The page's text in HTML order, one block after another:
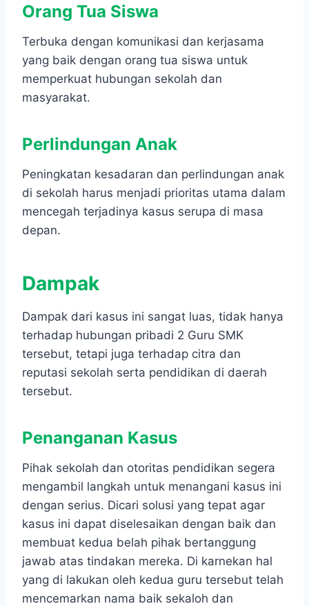
Orang Tua Siswa
Terbuka dengan komunikasi dan kerjasama
yang baik dengan orang tua siswa untuk
memperkuat hubungan sekolah dan
masyarakat.
Perlindungan Anak
Peningkatan kesadaran dan perlindungan anak
di sekolah harus menjadi prioritas utama dalam
mencegah terjadinya kasus serupa di masa
depan.
Dampak
Dampak dari kasus ini sangat luas, tidak hanya
terhadap hubungan pribadi 2 Guru SMK
tersebut, tetapi juga terhadap citra dan
reputasi sekolah serta pendidikan di daerah
tersebut.
Penanganan Kasus
Pihak sekolah dan otoritas pendidikan segera
mengambil langkah untuk menangani kasus ini
dengan serius. Dicari solusi yang tepat agar
kasus ini dapat diselesaikan dengan baik dan
membuat kedua belah pihak bertanggung
jawab atas tindakan mereka. Di karnekan hal
yang di lakukan oleh kedua guru tersebut telah
mencemarkan nama baik sekaloh dan